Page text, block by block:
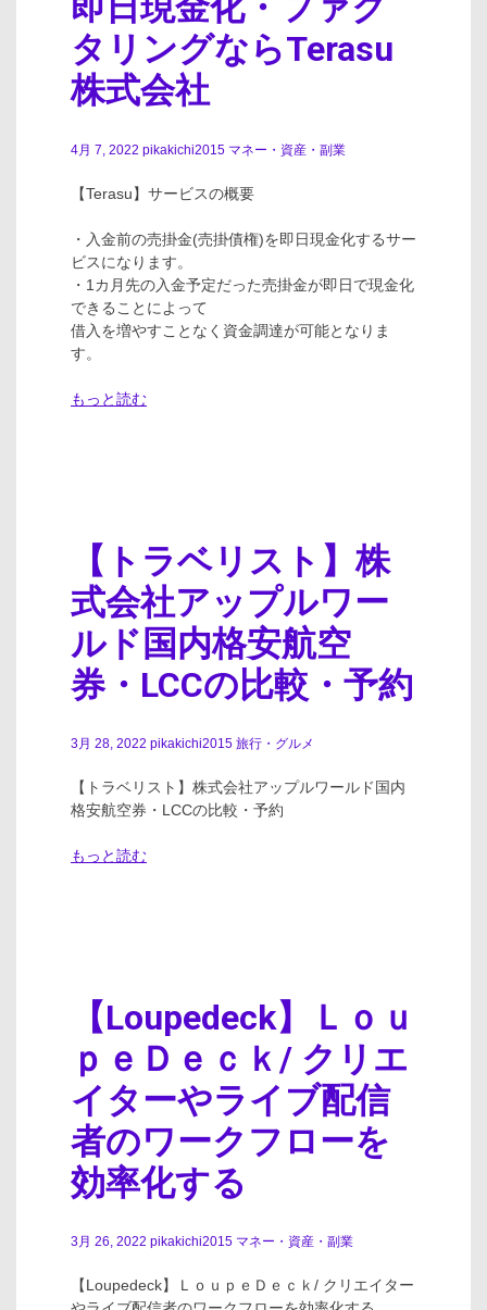
タリングならTerasu
株式会社
4月 7, 2022 pikakichi2015 マネー・資産・副業
【Terasu】サービスの概要
・入金前の売掛金(売掛債権)を即日現金化するサー
ビスになります。
・1カ月先の入金予定だった売掛金が即日で現金化
できることによって
借入を増やすことなく資金調達が可能となりま
す。
もっと読む
【トラベリスト】株
式会社アップルワー
ルド国内格安航空
券・LCCの比較・予約
3月 28, 2022 pikakichi2015 旅行・グルメ
【トラベリスト】株式会社アップルワールド国内
格安航空券・LCCの比較・予約
もっと読む
【Loupedeck】Ｌｏｕ
ｐｅＤｅｃｋ/ クリエ
イターやライブ配信
者のワークフローを
効率化する
3月 26, 2022 pikakichi2015 マネー・資産・副業
【Loupedeck】ＬｏｕｐｅＤｅｃｋ/ クリエイター